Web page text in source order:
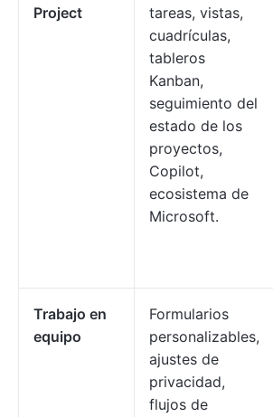
Project
tareas, vistas,
cuadrículas,
tableros
Kanban,
seguimiento del
estado de los
proyectos,
Copilot,
ecosistema de
Microsoft.
Trabajo en
equipo
Formularios
personalizables,
ajustes de
privacidad,
flujos de